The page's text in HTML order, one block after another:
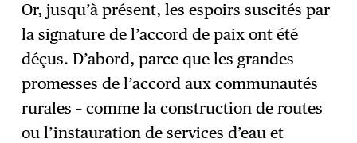
Or, jusqu’à présent, les espoirs suscités par
la signature de l’accord de paix ont été
déçus. D’abord, parce que les grandes
promesses de l’accord aux communautés
rurales – comme la construction de routes
ou l’instauration de services d’eau et